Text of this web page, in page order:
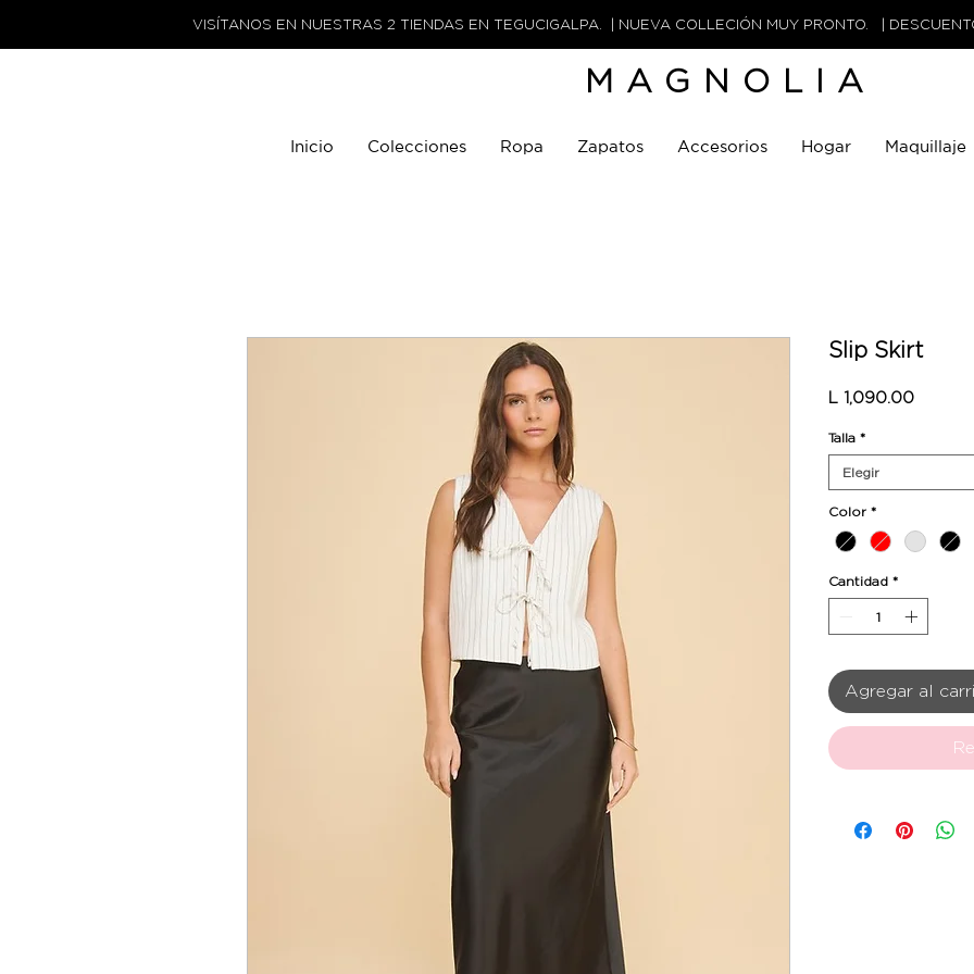
VISÍTANOS EN NUESTRAS 2 TIENDAS EN TEGUCIGALPA. | NUEVA COLLECIÓN MUY PRONTO. |
MAGNOLIA
Inicio Colecciones Ropa Zapatos Accesorios Hogar Maquillaje
Slip Skirt
L 1,090.00Precio
Talla *
Elegir
Color *
Cantidad *
Agregar al